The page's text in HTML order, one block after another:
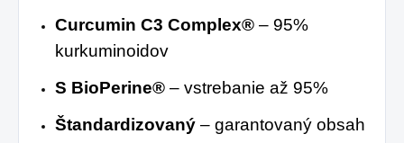
Curcumin C3 Complex® – 95%
kurkuminoidov
S BioPerine® – vstrebanie až 95%
Štandardizovaný – garantovaný obsah